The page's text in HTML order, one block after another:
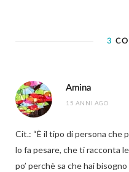
3
Amina
15 ANNI AGO
Cit.: “È il tipo di persona che
lo fa pesare, che ti racconta
po’ perchè sa che hai